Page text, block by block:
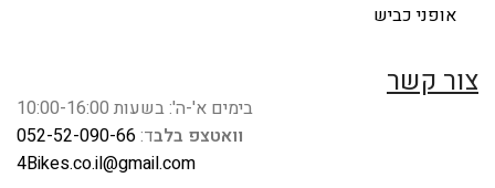
אופני כביש
צור קשר
בימים א'-ה': בשעות 10:00-16:00
וואטצפ בלבד:052-52-090-66
4Bikes.co.il@gmail.com